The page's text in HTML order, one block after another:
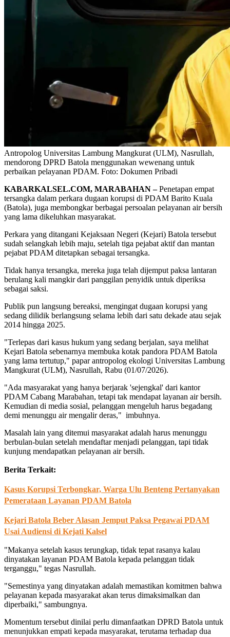
Antropolog Universitas Lambung Mangkurat (ULM), Nasrullah,
mendorong DPRD Batola menggunakan wewenang untuk
perbaikan pelayanan PDAM. Foto: Dokumen Pribadi
KABARKALSEL.COM, MARABAHAN –Penetapan empat
tersangka dalam perkara dugaan korupsi di PDAM Barito Kuala
(Batola), juga membongkar berbagai persoalan pelayanan air bersih
yang lama dikeluhkan masyarakat.
Perkara yang ditangani Kejaksaan Negeri (Kejari) Batola tersebut
sudah selangkah lebih maju, setelah tiga pejabat aktif dan mantan
pejabat PDAM ditetapkan sebagai tersangka.
Tidak hanya tersangka, mereka juga telah dijemput paksa lantaran
berulang kali mangkir dari panggilan penyidik untuk diperiksa
sebagai saksi.
Publik pun langsung bereaksi, mengingat dugaan korupsi yang
sedang dilidik berlangsung selama lebih dari satu dekade atau sejak
2014 hingga 2025.
"Terlepas dari kasus hukum yang sedang berjalan, saya melihat
Kejari Batola sebenarnya membuka kotak pandora PDAM Batola
yang lama tertutup," papar antropolog ekologi Universitas Lambung
Mangkurat (ULM), Nasrullah, Rabu (01/07/2026).
"Ada masyarakat yang hanya berjarak 'sejengkal' dari kantor
PDAM Cabang Marabahan, tetapi tak mendapat layanan air bersih.
Kemudian di media sosial, pelanggan mengeluh harus begadang
demi menunggu air mengalir deras," imbuhnya.
Masalah lain yang ditemui masyarakat adalah harus menunggu
berbulan-bulan setelah mendaftar menjadi pelanggan, tapi tidak
kunjung mendapatkan pelayanan air bersih.
Berita Terkait:
Kasus Korupsi Terbongkar, Warga Ulu Benteng Pertanyakan
Pemerataan Layanan PDAM Batola
Kejari Batola Beber Alasan Jemput Paksa Pegawai PDAM
Usai Audiensi di Kejati Kalsel
"Makanya setelah kasus terungkap, tidak tepat rasanya kalau
dinyatakan layanan PDAM Batola kepada pelanggan tidak
terganggu," tegas Nasrullah.
"Semestinya yang dinyatakan adalah memastikan komitmen bahwa
pelayanan kepada masyarakat akan terus dimaksimalkan dan
diperbaiki," sambungnya.
Momentum tersebut dinilai perlu dimanfaatkan DPRD Batola untuk
menunjukkan empati kepada masyarakat, terutama terhadap dua